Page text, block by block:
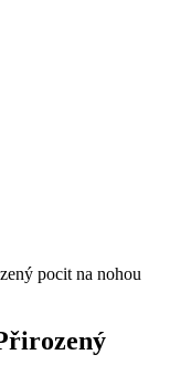
pocit na nohou